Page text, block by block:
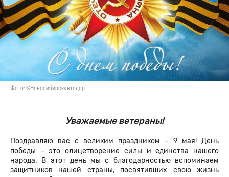
Фото: ©Новосибирскавтодор
Уважаемые ветераны!
Поздравляю вас с великим праздником – 9 мая! День
победы – это олицетворение силы и единства нашего
народа. В этот день мы с благодарностью вспоминаем
защитников нашей страны, посвятивших свою жизнь